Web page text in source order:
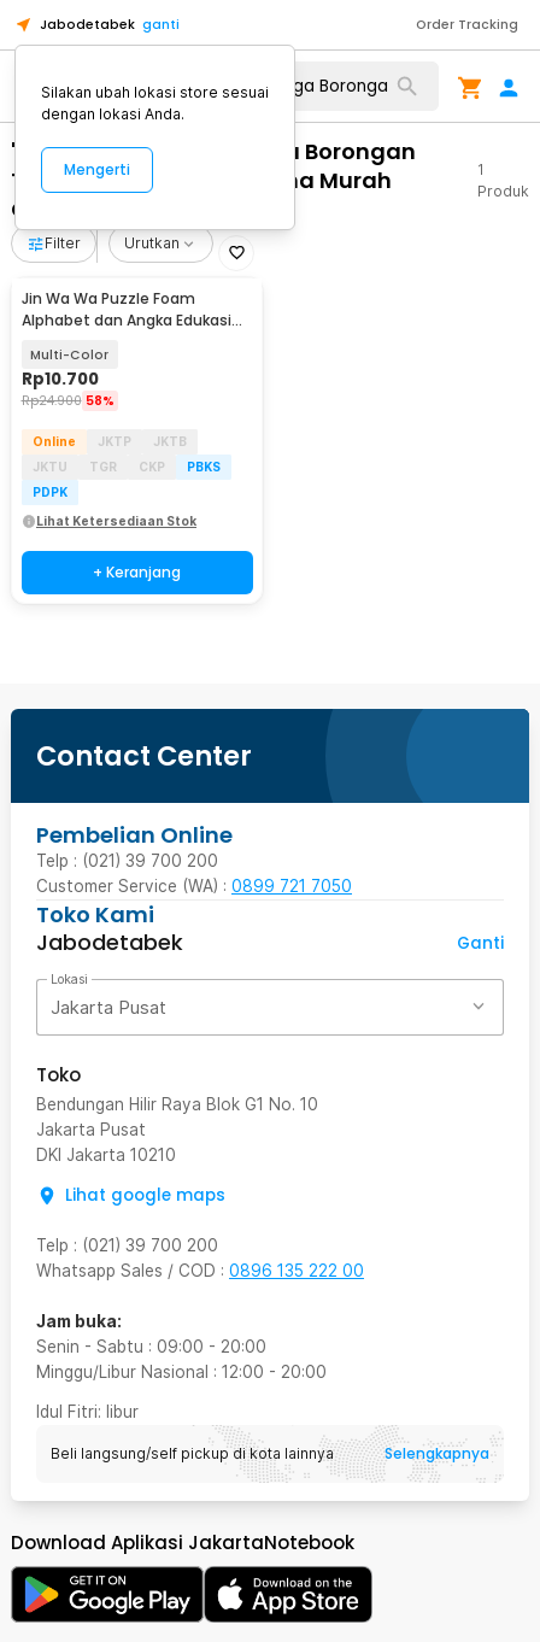
Jabodetabek ganti Order Tracking
"WA 0812 2782 5310 Harga Borongan
Tenaga Plafon Satu Warna Murah
Gladagsari Boyolali"
1
Produk
Filter Urutkan
Jin Wa Wa Puzzle Foam
Alphabet dan Angka Edukasi
Multi-Color
Rp10.700
Rp24.900 58%
Online JKTP
JKTB
JKTU
TGR CKP
PBKS
PDPK
Lihat Ketersediaan Stok
+ Keranjang
Contact Center
Pembelian Online
Telp : (021) 39 700 200
Customer Service (WA) : 0899 721 7050
Toko Kami
Jabodetabek
Ganti
Lokasi
Jakarta Pusat
Toko
Bendungan Hilir Raya Blok G1 No. 10
Jakarta Pusat
DKI Jakarta 10210
Lihat google maps
Telp : (021) 39 700 200
Whatsapp Sales / COD : 0896 135 222 00
Jam buka:
Senin - Sabtu : 09:00 - 20:00
Minggu/Libur Nasional : 12:00 - 20:00
Idul Fitri: libur
Beli langsung/self pickup di kota lainnya Selengkapnya
Download Aplikasi JakartaNotebook
Silakan ubah lokasi store sesuai
dengan lokasi Anda.
Mengerti